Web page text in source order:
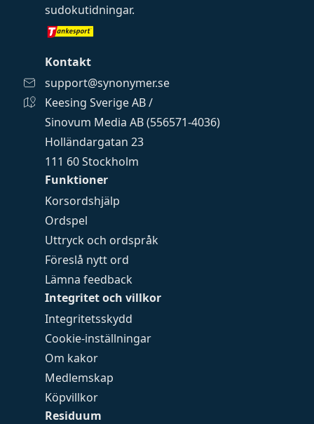
Funktioner
Korsordshjälp
Ordspel
Uttryck och ordspråk
Föreslå nytt ord
Lämna feedback
Integritet och villkor
Integritetsskydd
Cookie-inställningar
Om kakor
Medlemskap
Köpvillkor
Residuum
sudokutidningar.
Kontakt
support@synonymer.se
Keesing Sverige AB /
Sinovum Media AB (556571-4036)
Holländargatan 23
111 60 Stockholm